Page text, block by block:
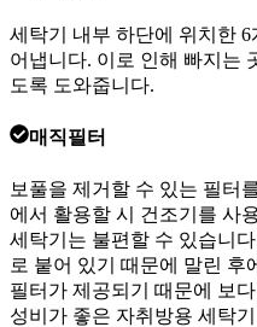
세탁기 내부 하단에 위치한
어냅니다. 이로 인해 빠지는
도록 도와줍니다.
매직필터
보풀을 제거할 수 있는 필터
에서 활용할 시 건조기를 사
세탁기는 불편할 수 있습니
로 붙어 있기 때문에 말린 후
필터가 제공되기 때문에 보
성비가 좋은 자취방용 세탁